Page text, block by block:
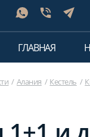
ГЛАВНАЯ
Алания Кестель